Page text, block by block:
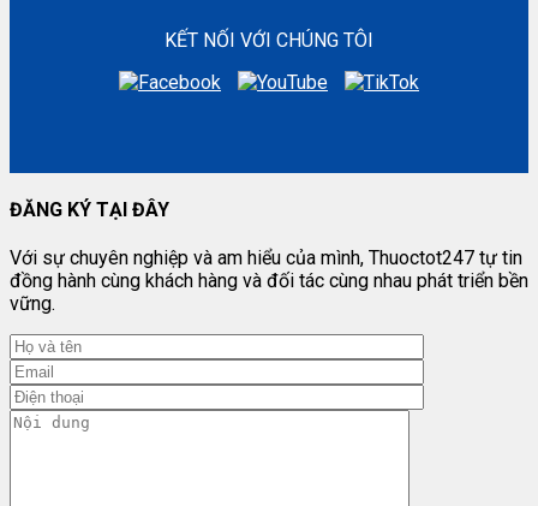
KẾT NỐI VỚI CHÚNG TÔI
ĐĂNG KÝ TẠI ĐÂY
Với sự chuyên nghiệp và am hiểu của mình, Thuoctot247 tự tin
đồng hành cùng khách hàng và đối tác cùng nhau phát triển bền
vững.